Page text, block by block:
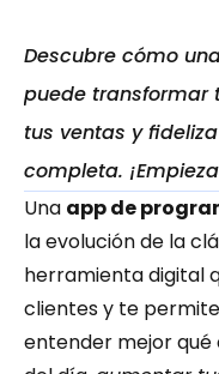
Descubre cómo
puede transformar
tus ventas y
completa.
Una app de
la evolución de la
herramienta digital
clientes y te
entender mejor qué